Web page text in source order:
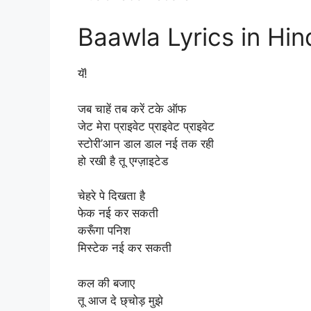
Baawla Lyrics in
यॅ!
जब चाहें तब करें टके ऑफ
जेट मेरा प्राइवेट प्राइवेट प्राइवेट
स्टोरी’आन डाल डाल नई तक रही
हो रखी है तू एग्ज़ाइटेड
चेहरे पे दिखता है
फेक नई कर सकती
करूँगा पनिश
मिस्टेक नई कर सकती
कल की बजाए
तू आज दे छ्चोड़ मुझे